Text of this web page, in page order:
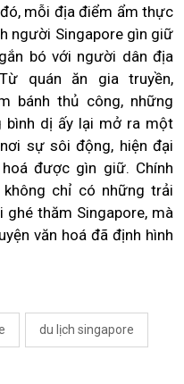
mỗi địa điểm ẩm thực
người Singapore gìn giữ
bó với người dân địa
quán ăn gia truyền,
bánh thủ công, những
dị ấy lại mở ra một
sự sôi động, hiện đại
được gìn giữ. Chính
chỉ có những trải
thăm Singapore, mà
văn hoá đã định hình
du lịch singapore